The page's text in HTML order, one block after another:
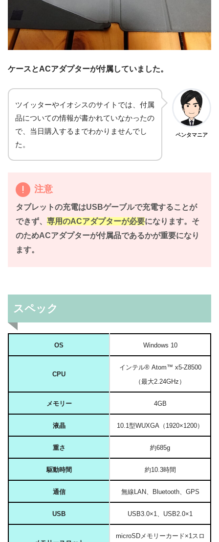
ケースとACアダプターが付属していました。
ツイッターやイオシスのサイトでは、付属
品についての情報が書かれていなかったの
で、当日購入するまでわかりませんでし
た。
ペンタマニア
注意
タブレットの充電はUSBゲーブルで充電することが
できず、 専用のACアダプターが必要になります。そ
のためACアダプターが付属品であるかが重要になり
ます。
スペック
OS Windows 10
CPU
インテル® Atom™ x5-Z8500
（最大2.24GHz）
メモリー 4GB
液晶 10.1型WUXGA（1920×1200）
重さ 約685g
駆動時間 約10.3時間
通信 無線LAN、Bluetooth、GPS
USB USB3.0×1、USB2.0×1
microSDメモリーカード×1スロ